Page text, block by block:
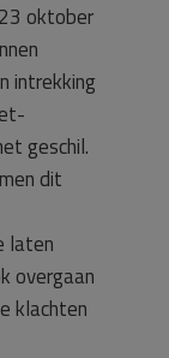
oktober
intrekking
geschil.
dit
laten
overgaan
klachten